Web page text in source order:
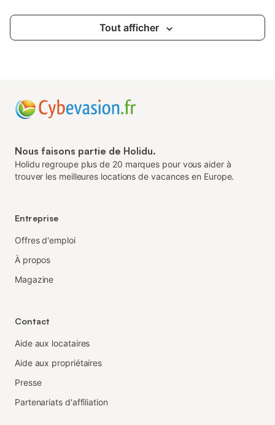
Tout afficher
Nous faisons partie de Holidu.
Holidu regroupe plus de 20 marques pour vous aider à
trouver les meilleures locations de vacances en Europe.
Entreprise
Offres d'emploi
À propos
Magazine
Contact
Aide aux locataires
Aide aux propriétaires
Presse
Partenariats d'affiliation